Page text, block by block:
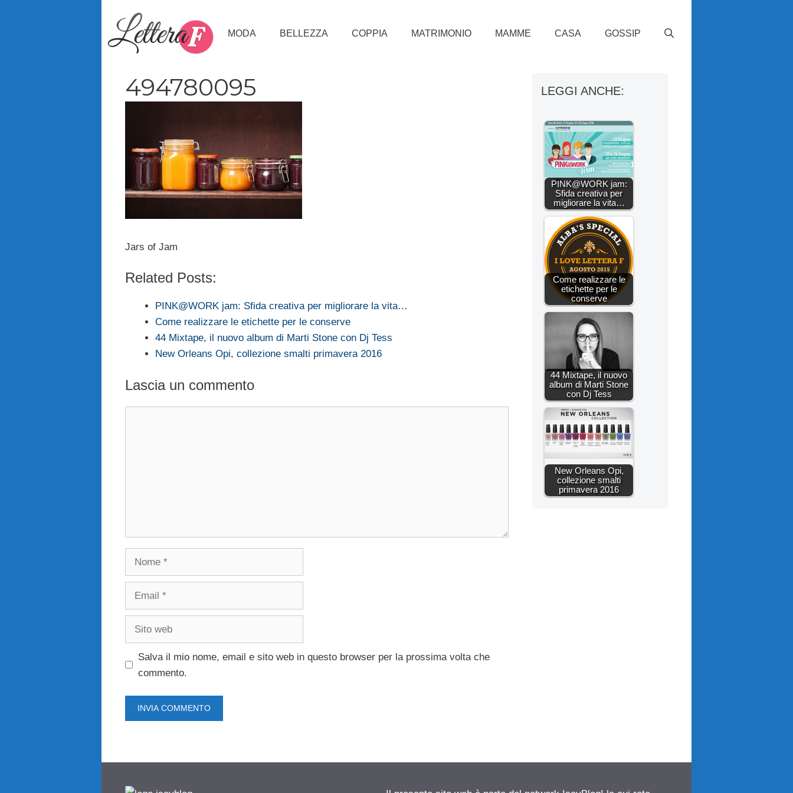
MODA BELLEZZA COPPIA MATRIMONIO MAMME CASA GOSSIP
494780095
Jars of Jam
Related Posts:
PINK@WORK jam: Sfida creativa per migliorare la vita…
Come realizzare le etichette per le conserve
44 Mixtape, il nuovo album di Marti Stone con Dj Tess
New Orleans Opi, collezione smalti primavera 2016
Lascia un commento
Salva il mio nome, email e sito web in questo browser per la prossima volta che
commento.
LEGGI ANCHE:
PINK@WORK jam:
Sfida creativa per
migliorare la vita…
Come realizzare le
etichette per le
conserve
44 Mixtape, il nuovo
album di Marti Stone
con Dj Tess
New Orleans Opi,
collezione smalti
primavera 2016